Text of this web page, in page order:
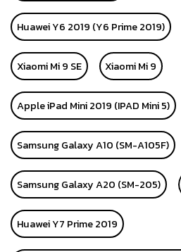
Huawei Y6 2019 (Y6 Prime 2019)
Xiaomi Mi 9 SE Xiaomi Mi 9
Apple iPad Mini 2019 (IPAD Mini 5)
Samsung Galaxy A10 (SM-A105F)
Samsung Galaxy A20 (SM-205)
Huawei Y7 Prime 2019